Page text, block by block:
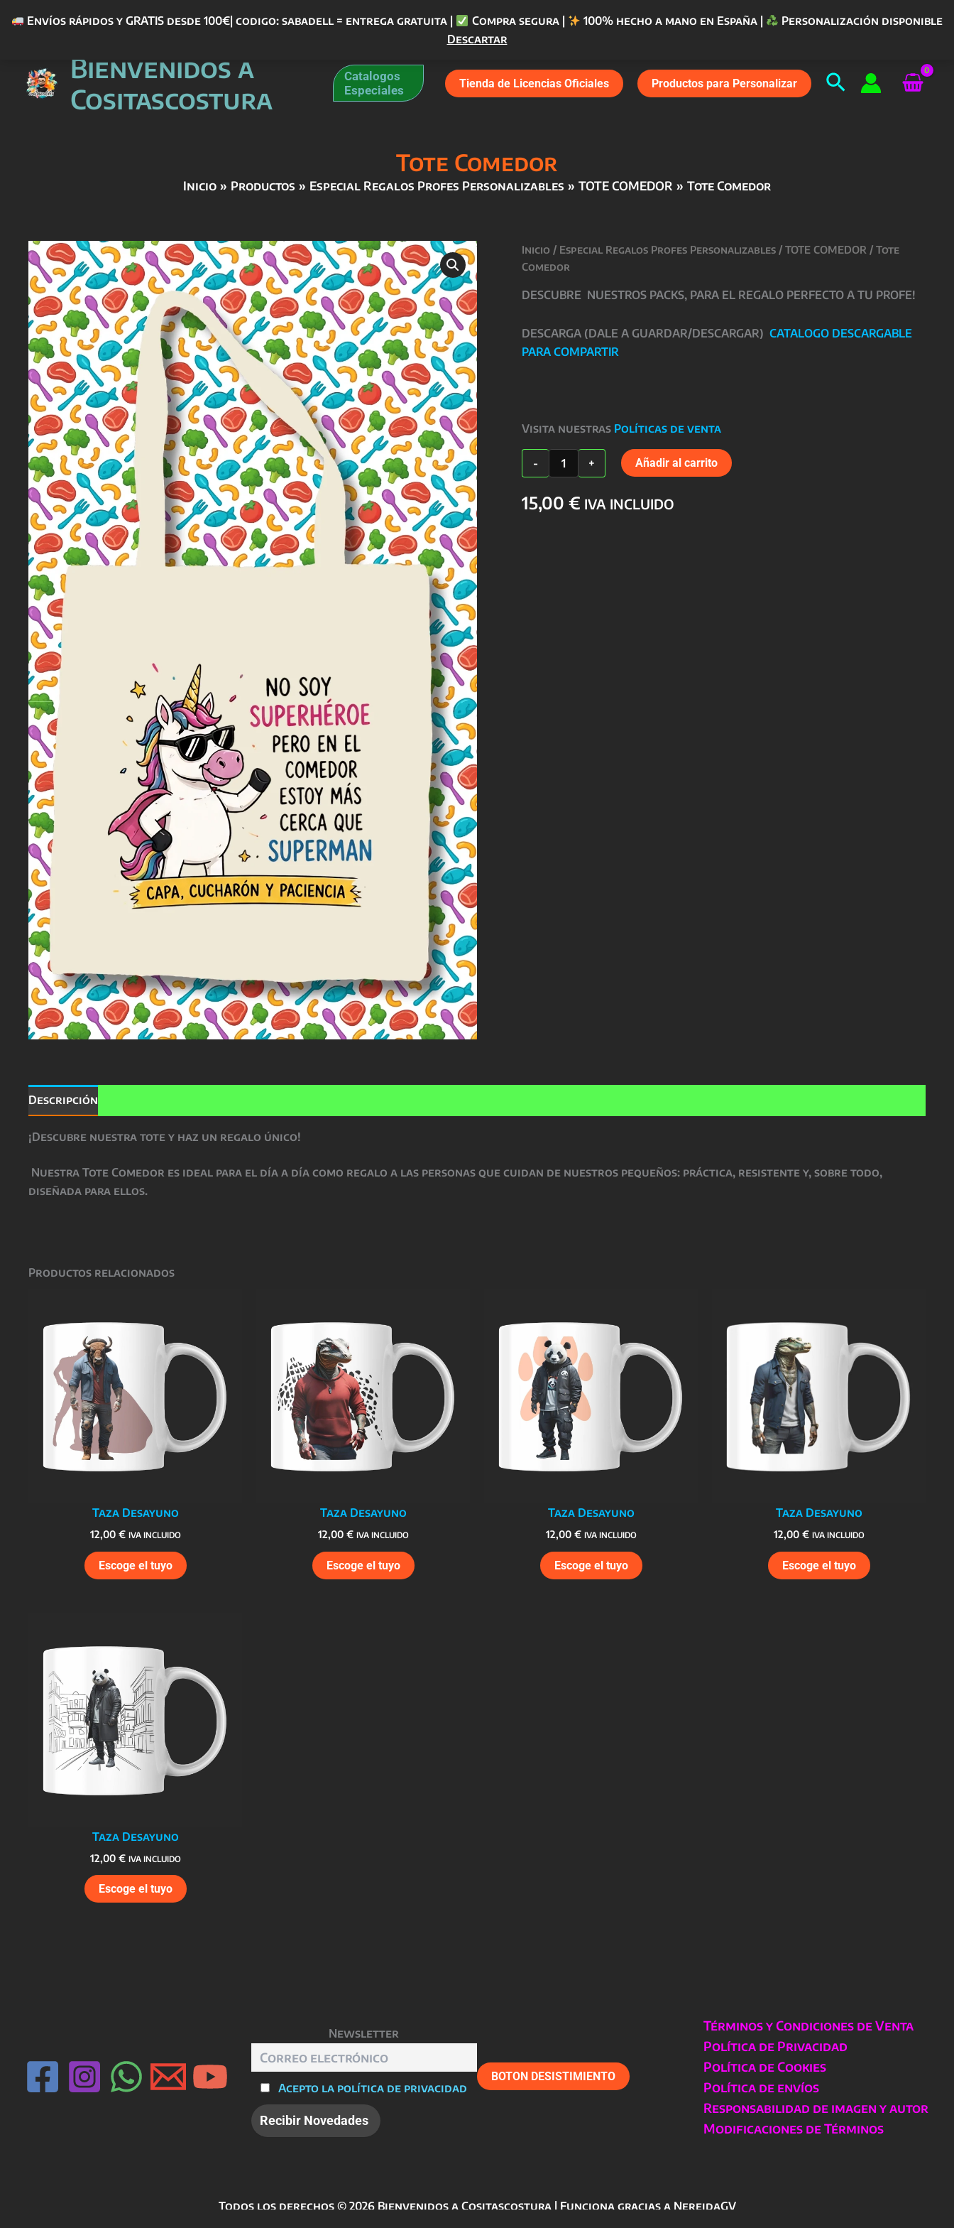
Envíos rápidos y GRATIS desde 100€| codigo: sabadell = entrega gratuita | Compra segura | 100% hecho a mano en España |
Personalización disponible
Descartar
contenido
Bienvenidos a
Cositascostura
Catalogos
Especiales
Tienda de Licencias Oficiales Productos para Personalizar Buscar
Tote Comedor
Inicio Productos Especial Regalos Profes Personalizables TOTE COMEDOR Tote Comedor
Inicio / Especial Regalos Profes Personalizables /TOTE COMEDOR / Tote
Comedor
DESCUBRE NUESTROS PACKS, PARA EL REGALO PERFECTO A TU PROFE!
DESCARGA (DALE A GUARDAR/DESCARGAR)CATALOGO DESCARGABLE
PARA COMPARTIR
Visita nuestras Políticas de venta
-
Tote
Comedor
+ Añadir al carrito
15,00€ IVA INCLUIDO
Descripción
¡Descubre nuestra tote y haz un regalo único!
Nuestra Tote Comedor es ideal para el día a día como regalo a las personas que cuidan de nuestros pequeños: práctica, resistente y, sobre todo,
diseñada para ellos.
Productos relacionados
Taza Desayuno
12,00 € IVA INCLUIDO
Escoge el tuyo
Taza Desayuno
12,00 € IVA INCLUIDO
Escoge el tuyo
Taza Desayuno
12,00 € IVA INCLUIDO
Escoge el tuyo
Taza Desayuno
12,00 € IVA INCLUIDO
Escoge el tuyo
Taza Desayuno
12,00 € IVA INCLUIDO
Escoge el tuyo
Newsletter
Acepto la política de privacidad
BOTON DESISTIMIENTO
Términos y Condiciones de Venta
Política de Privacidad
Política de Cookies
Política de envíos
Responsabilidad de imagen y autor
Modificaciones de Términos
Todos los derechos © 2026 Bienvenidos a Cositascostura | Funciona gracias a NereidaGV